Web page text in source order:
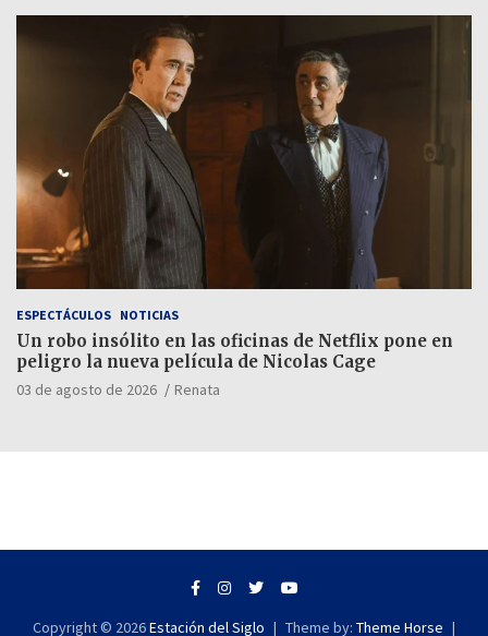
ESPECTÁCULOS NOTICIAS
Un robo insólito en las oficinas de Netflix pone en
peligro la nueva película de Nicolas Cage
03 de agosto de 2026 Renata
Copyright © 2026Estación del Siglo Theme by: Theme Horse